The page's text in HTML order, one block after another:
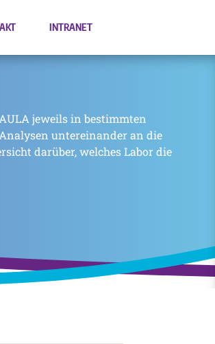
INTRANET
jeweils in bestimmten
untereinander an die
darüber, welches Labor die